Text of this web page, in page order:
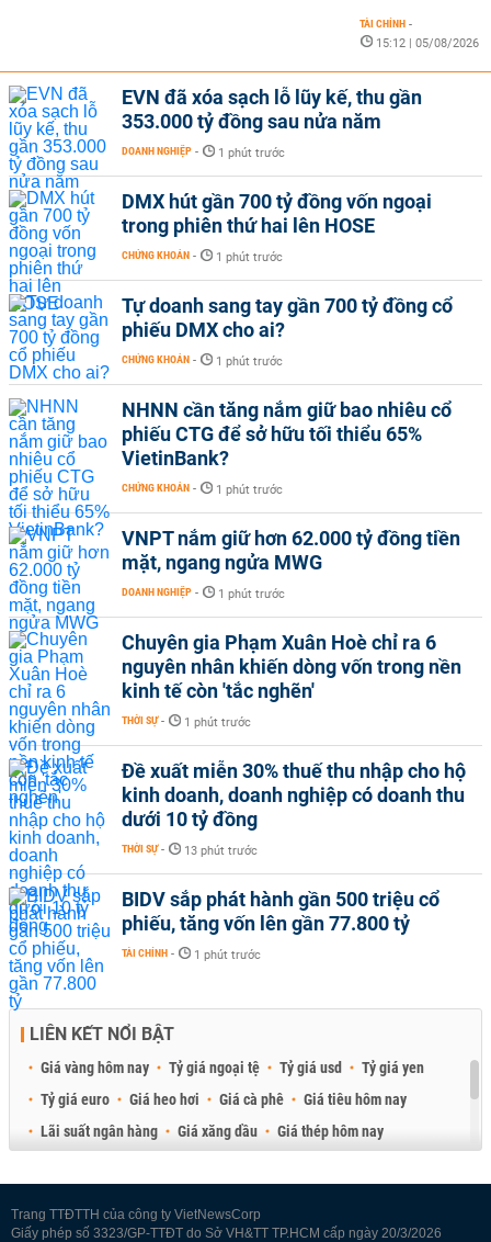
TÀI CHÍNH -
15:12 | 05/08/2026
EVN đã xóa sạch lỗ lũy kế, thu gần
353.000 tỷ đồng sau nửa năm
DOANH NGHIỆP - 1 phút trước
DMX hút gần 700 tỷ đồng vốn ngoại
trong phiên thứ hai lên HOSE
CHỨNG KHOÁN - 1 phút trước
Tự doanh sang tay gần 700 tỷ đồng cổ
phiếu DMX cho ai?
CHỨNG KHOÁN - 1 phút trước
NHNN cần tăng nắm giữ bao nhiêu cổ
phiếu CTG để sở hữu tối thiểu 65%
VietinBank?
CHỨNG KHOÁN - 1 phút trước
VNPT nắm giữ hơn 62.000 tỷ đồng tiền
mặt, ngang ngửa MWG
DOANH NGHIỆP - 1 phút trước
Chuyên gia Phạm Xuân Hoè chỉ ra 6
nguyên nhân khiến dòng vốn trong nền
kinh tế còn 'tắc nghẽn'
THỜI SỰ - 1 phút trước
Đề xuất miễn 30% thuế thu nhập cho hộ
kinh doanh, doanh nghiệp có doanh thu
dưới 10 tỷ đồng
THỜI SỰ - 13 phút trước
BIDV sắp phát hành gần 500 triệu cổ
phiếu, tăng vốn lên gần 77.800 tỷ
TÀI CHÍNH - 1 phút trước
LIÊN KẾT NỔI BẬT
Giá vàng hôm nay Tỷ giá ngoại tệ Tỷ giá usd
Tỷ giá yen
Tỷ giá euro
Giá heo hơi Giá cà phê
Giá tiêu hôm nay
Lãi suất ngân hàng
Giá xăng dầu
Giá thép hôm nay
Trang TTĐTTH của công ty VietNewsCorp
Giấy phép số 3323/GP-TTĐT do Sở VH&TT TP.HCM cấp ngày 20/3/2026